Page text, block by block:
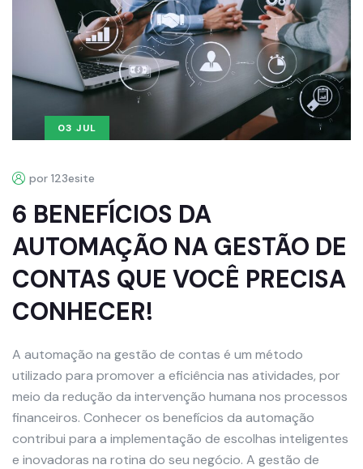
03 JUL
por 123esite
6 BENEFÍCIOS DA
AUTOMAÇÃO NA GESTÃO DE
CONTAS QUE VOCÊ PRECISA
CONHECER!
A automação na gestão de contas é um método
utilizado para promover a eficiência nas atividades, por
meio da redução da intervenção humana nos processos
financeiros. Conhecer os benefícios da automação
contribui para a implementação de escolhas inteligentes
e inovadoras na rotina do seu negócio. A gestão de